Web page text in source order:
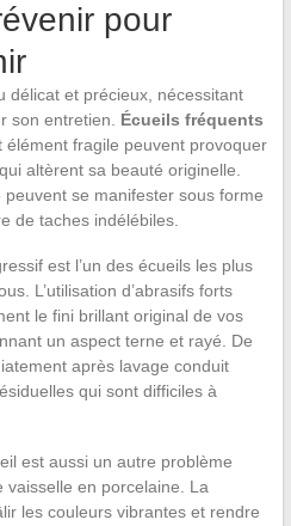
pour
délicat et précieux, nécessitant
son entretien. Écueils fréquents
fragile peuvent provoquer
altèrent sa beauté originelle.
se manifester sous forme
de taches indélébiles.
est l’un des écueils les plus
L’utilisation d’abrasifs forts
le fini brillant original de vos
un aspect terne et rayé. De
après lavage conduit
qui sont difficiles à
est aussi un autre problème
en porcelaine. La
les couleurs vibrantes et rendre